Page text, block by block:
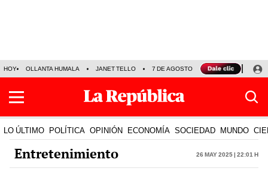
HOY OLLANTA HUMALA JANET TELLO 7 DE AGOSTO TINKA RESULTADOS
LO ÚLTIMO POLÍTICA OPINIÓN ECONOMÍA SOCIEDAD MUNDO
Entretenimiento 26 May 2025 | 22:01 h